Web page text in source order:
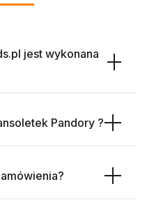
jest wykonana
Pandory ?